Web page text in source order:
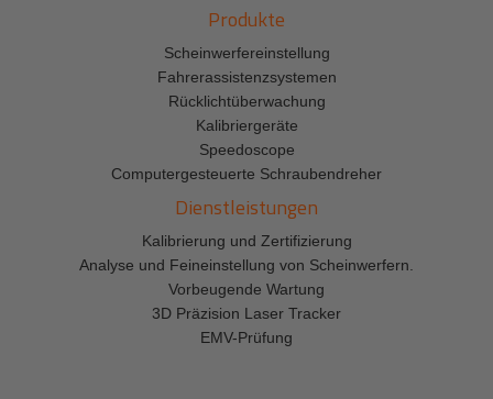
Produkte
Scheinwerfereinstellung
Fahrerassistenzsystemen
Rücklichtüberwachung
Kalibriergeräte
Speedoscope
Computergesteuerte Schraubendreher
Dienstleistungen
Kalibrierung und Zertifizierung
Analyse und Feineinstellung von Scheinwerfern.
Vorbeugende Wartung
3D Präzision Laser Tracker
EMV-Prüfung